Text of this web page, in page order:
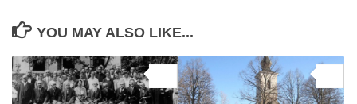
YOU MAY ALSO LIKE...